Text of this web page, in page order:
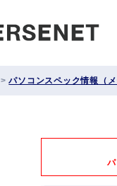
>パソコンスペック情報（メ